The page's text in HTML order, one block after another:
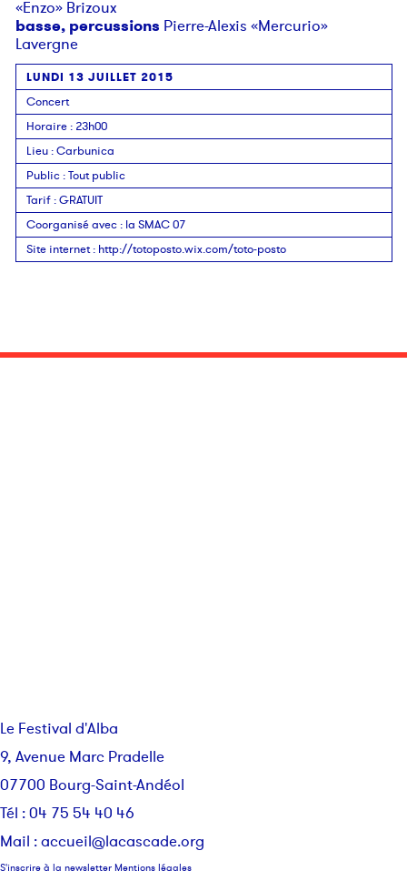
«Enzo» Brizoux
basse, percussions Pierre-Alexis «Mercurio»
Lavergne
LUNDI 13 JUILLET 2015
Concert
Horaire: 23h00
Lieu:Carbunica
Public:Tout public
Tarif:GRATUIT
Coorganisé avec : la SMAC 07
Site internet: http://totoposto.wix.com/toto-posto
Le Festival d'Alba
9, Avenue Marc Pradelle
07700 Bourg-Saint-Andéol
Tél : 04 75 54 40 46
Mail :accueil@lacascade.org
S'inscrire à la newsletter Mentions légales